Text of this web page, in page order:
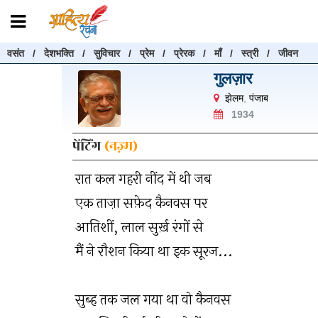
वसंत/देशभक्ति/सुविचार/प्रेम/प्रेरक/माँ/स्त्री/जीवन
गुलज़ार
झेलम, पंजाब
1934
पेंटिंग(नज़्म)
रात कल गहरी नींद में थी जब
एक ताज़ा सफ़ेद कैनवस पर
आतिशीं, लाल सुर्ख़ रंगों से
मैं ने रौशन किया था इक सूरज...
सुब्ह तक जल गया था वो कैनवस
रचनाएँ खोजें
रचनाएँ खोजने के लिए नीचे दी गई बॉक्स में हिन्दी में लिखें और "खोजें" बटन